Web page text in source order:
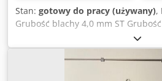
Wszystkie oświadczenia bez
błędów i wcześniejszej sprzedaży
Stan: gotowy do pracy (używany),
Grubość blachy 4,0 mm ST
Wielkość stołu 1200 x 780 mm
Liczba skoków na minutę ok. 60
regulacji kąta 30 - 120 stopni Moc